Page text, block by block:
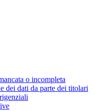
o incompleta
dei dati da parte dei titolari